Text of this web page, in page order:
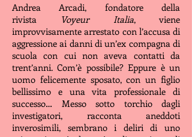
Andrea Arcadi, fondatore della
rivista Voyeur Italia, viene
improvvisamente arrestato con l’accusa di
aggressione ai danni di un’ex compagna di
scuola con cui non aveva contatti da
trent’anni. Com’è possibile? Eppure è un
uomo felicemente sposato, con un figlio
bellissimo e una vita professionale di
successo… Messo sotto torchio dagli
investigatori, racconta aneddoti
inverosimili, sembrano i deliri di uno